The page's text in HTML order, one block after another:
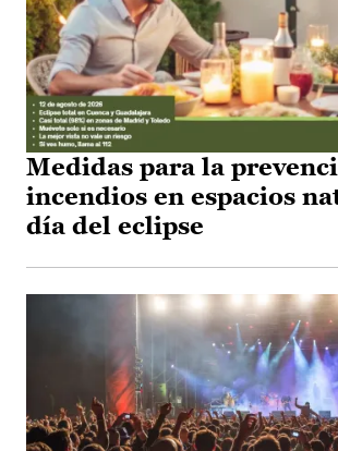
Medidas para la
incendios en espacios
día del eclipse